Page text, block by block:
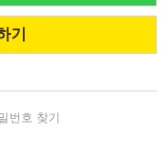
기
번호 찾기